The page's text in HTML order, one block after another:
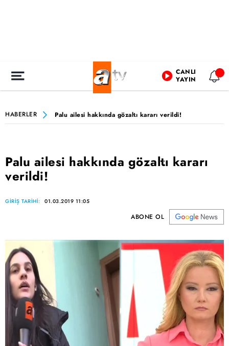
CANLI
YAYIN
HABERLER Palu ailesi hakkında gözaltı kararı verildi!
Palu ailesi hakkında gözaltı kararı
verildi!
GİRİŞ TARİHİ: 01.03.2019 11:05
ABONE OL